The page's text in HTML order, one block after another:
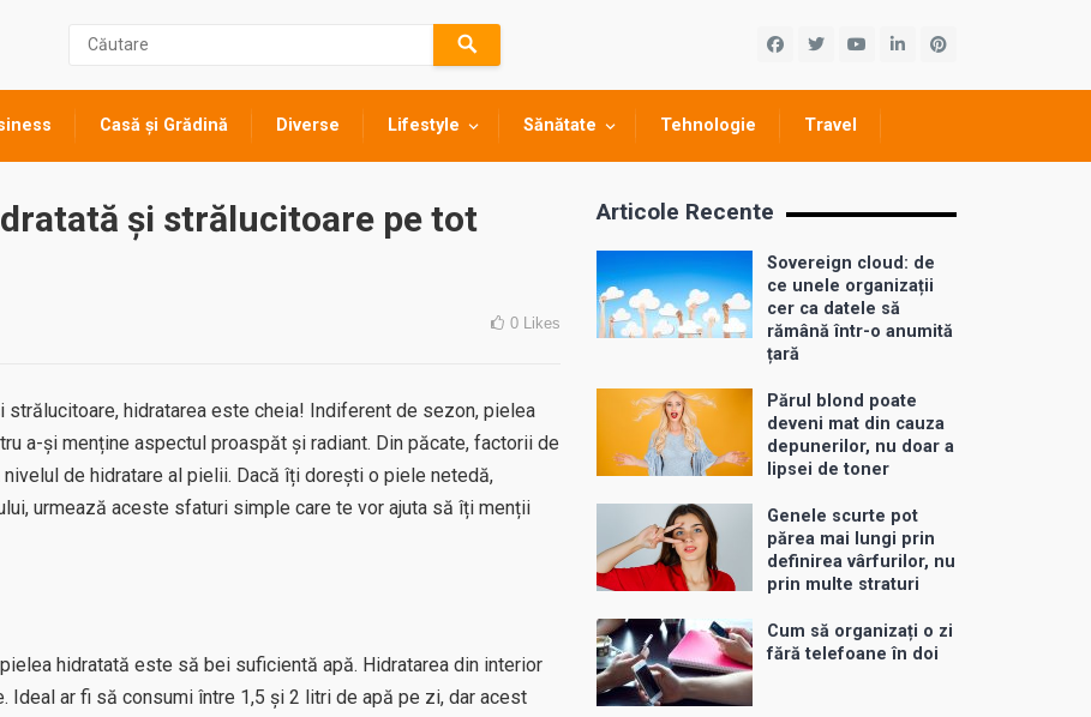
Casă și Grădină Diverse Lifestyle Sănătate Tehnologie Travel
și strălucitoare pe tot
0 Likes
hidratarea este cheia! Indiferent de sezon, pielea
a-și menține aspectul proaspăt și radiant. Din păcate, factorii de
de hidratare al pielii. Dacă îți dorești o piele netedă,
urmează aceste sfaturi simple care te vor ajuta să îți menții
hidratată este să bei suficientă apă. Hidratarea din interior
ar fi să consumi între 1,5 și 2 litri de apă pe zi, dar acest
Articole Recente
Sovereign cloud: de
ce unele organizații
cer ca datele să
rămână într-o anumită
țară
Părul blond poate
deveni mat din cauza
depunerilor, nu doar a
lipsei de toner
Genele scurte pot
părea mai lungi prin
definirea vârfurilor, nu
prin multe straturi
Cum să organizați o zi
fără telefoane în doi